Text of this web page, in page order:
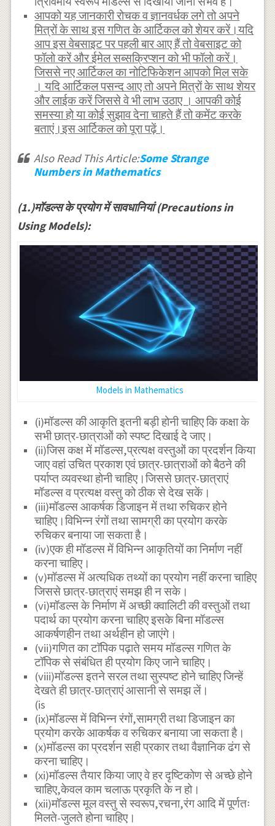
आपको यह जानकारी रोचक व ज्ञानवर्धक लगे तो अपने
मित्रों के साथ इस गणित के आर्टिकल को शेयर करें।यदि
आप इस वेबसाइट पर पहली बार आए हैं तो वेबसाइट को
फॉलो करें और ईमेल सब्सक्रिप्शन को भी फॉलो करें।
जिससे नए आर्टिकल का नोटिफिकेशन आपको मिल सके
। यदि आर्टिकल पसन्द आए तो अपने मित्रों के साथ शेयर
और लाईक करें जिससे वे भी लाभ उठाए । आपकी कोई
समस्या हो या कोई सुझाव देना चाहते हैं तो कमेंट करके
बताएं।इस आर्टिकल को पूरा पढ़ें।
Also Read This Article:Some Strange
Numbers in Mathematics
(1.)मॉडल्स के प्रयोग में सावधानियां (Precautions in
Using Models):
Models in Mathematics
(i)मॉडल्स की आकृति इतनी बड़ी होनी चाहिए कि कक्षा के
सभी छात्र-छात्राओं को स्पष्ट दिखाई दे जाए।
(ii)जिस कक्ष में मॉडल्स,प्रत्यक्ष वस्तुओं का प्रदर्शन किया
जाए वहां उचित प्रकाश एवं छात्र-छात्राओं को बैठने की
पर्याप्त व्यवस्था होनी चाहिए।जिससे छात्र-छात्राएं
मॉडल्स व प्रत्यक्ष वस्तु को ठीक से देख सकें।
(iii)मॉडल्स आकर्षक डिजाइन में तथा रुचिकर होने
चाहिए।विभिन्न रंगों तथा सामग्री का प्रयोग करके
रुचिकर बनाया जा सकता है।
(iv)एक ही मॉडल्स में विभिन्न आकृतियों का निर्माण नहीं
करना चाहिए।
(v)मॉडल्स में अत्यधिक तथ्यों का प्रयोग नहीं करना चाहिए
जिससे छात्र-छात्राएं समझ ही न सके।
(vi)मॉडल्स के निर्माण में अच्छी क्वालिटी की वस्तुओं तथा
पदार्थ का प्रयोग करना चाहिए इसके बिना मॉडल्स
आकर्षणहीन तथा अर्थहीन हो जाएंगे।
(vii)गणित का टाॅपिक पढ़ाते समय मॉडल्स गणित के
टॉपिक से संबंधित ही प्रयोग किए जाने चाहिए।
(viii)मॉडल्स इतने सरल तथा सुस्पष्ट होने चाहिए जिन्हें
देखते ही छात्र-छात्राएं आसानी से समझ लें।
(is
(ix)मॉडल्स में विभिन्न रंगों,सामग्री तथा डिजाइन का
प्रयोग करके आकर्षक व रुचिकर बनाया जा सकता है।
(x)मॉडल्स का प्रदर्शन सही प्रकार तथा वैज्ञानिक ढंग से
करना चाहिए।
(xi)मॉडल्स तैयार किया जाए वे हर दृष्टिकोण से अच्छे होने
चाहिए,केवल काम चलाऊ प्रकृति के न हो।
(xii)मॉडल्स मूल वस्तु से स्वरूप,रचना,रंग आदि में पूर्णतः
मिलते-जुलते होना चाहिए।